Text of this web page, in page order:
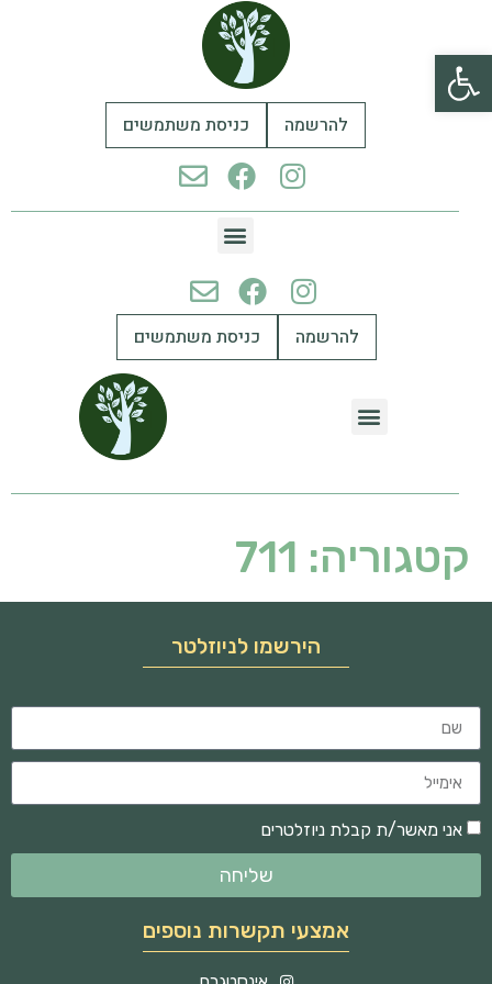
פתח סרגל נגישות
להרשמה כניסת משתמשים
להרשמה כניסת משתמשים
קטגוריה: 711
הירשמו לניוזלטר
אני מאשר/ת קבלת ניוזלטרים
שליחה
אמצעי תקשרות נוספים